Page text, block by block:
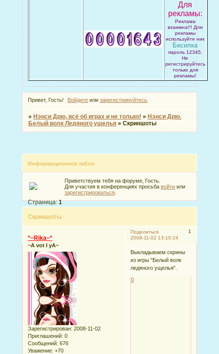
Для
рекламы:
Реклама
взаимна!!! Для
рекламы
используйте ник
Бесилка
пароль 12345.
Не
регистрируйтесь
только для
рекламы!
Привет, Гость! Войдите илизарегистрируйтесь
» Нэнси Дрю, всё об играх и не только! » Нэнси Дрю.
Белый волк Ледяного ущелья » Скриншоты
Информационное табло
Приветствуем тебя на форуме, Гость.
Для участия в конференциях просьба войтиили
зарегистрироваться.
Скриншоты
Страница:1
Поделиться
1
2008-11-02 13:10:24
*~Rika~*
~A vot I yA~
Зарегистрирован: 2008-11-02
Приглашений: 0
Сообщений: 676
Уважение: +70
Выкладываем скрины
из игры "Белый волк
ледяного ущелья".
0